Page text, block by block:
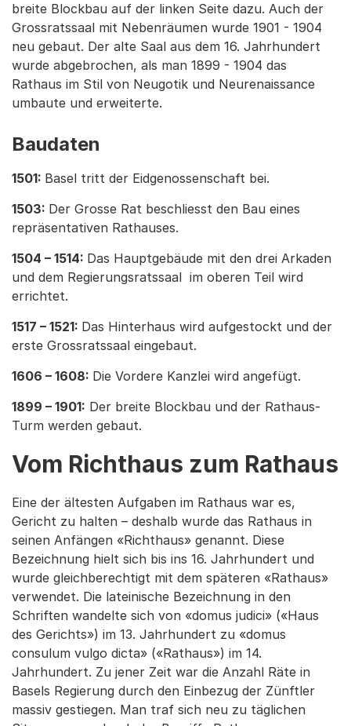
breite Blockbau auf der linken Seite dazu. Auch der
Grossratssaal mit Nebenräumen wurde 1901 - 1904
neu gebaut. Der alte Saal aus dem 16. Jahrhundert
wurde abgebrochen, als man 1899 - 1904 das
Rathaus im Stil von Neugotik und Neurenaissance
umbaute und erweiterte.
Baudaten
1501: Basel tritt der Eidgenossenschaft bei.
1503: Der Grosse Rat beschliesst den Bau eines
repräsentativen Rathauses.
1504 – 1514: Das Hauptgebäude mit den drei Arkaden
und dem Regierungsratssaal im oberen Teil wird
errichtet.
1517 – 1521: Das Hinterhaus wird aufgestockt und der
erste Grossratssaal eingebaut.
1606 – 1608: Die Vordere Kanzlei wird angefügt.
1899 – 1901: Der breite Blockbau und der Rathaus-
Turm werden gebaut.
Vom Richthaus zum Rathaus
Eine der ältesten Aufgaben im Rathaus war es,
Gericht zu halten – deshalb wurde das Rathaus in
seinen Anfängen «Richthaus» genannt. Diese
Bezeichnung hielt sich bis ins 16. Jahrhundert und
wurde gleichberechtigt mit dem späteren «Rathaus»
verwendet. Die lateinische Bezeichnung in den
Schriften wandelte sich von «domus judici» («Haus
des Gerichts») im 13. Jahrhundert zu «domus
consulum vulgo dicta» («Rathaus») im 14.
Jahrhundert. Zu jener Zeit war die Anzahl Räte in
Basels Regierung durch den Einbezug der Zünftler
massiv gestiegen. Man traf sich neu zu täglichen